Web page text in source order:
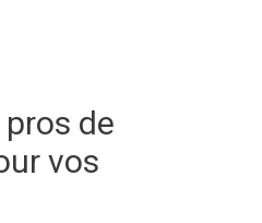
de
vos